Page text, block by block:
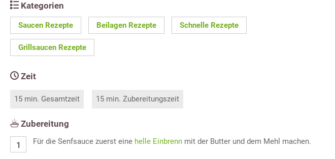
Kategorien
Saucen Rezepte Beilagen Rezepte Schnelle Rezepte
Grillsaucen Rezepte
Zeit
15 min. Gesamtzeit 15 min. Zubereitungszeit
Zubereitung
Für die Senfsauce zuerst eine helle Einbrenn mit der Butter und dem Mehl machen.